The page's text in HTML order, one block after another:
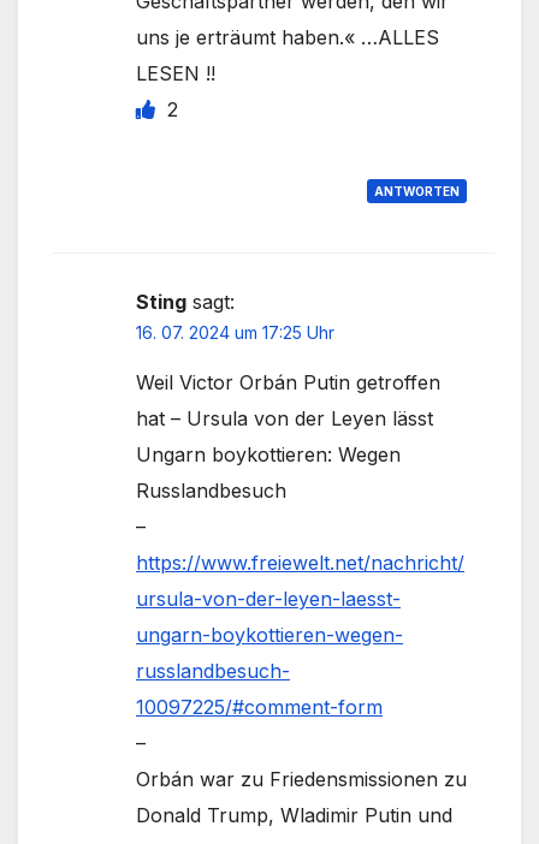
uns je erträumt haben.« …ALLES
LESEN !!
2
ANTWORTEN
Sting sagt:
16. 07. 2024 um 17:25 Uhr
Weil Victor Orbán Putin getroffen
hat – Ursula von der Leyen lässt
Ungarn boykottieren: Wegen
Russlandbesuch
–
https://www.freiewelt.net/nachricht/
ursula-von-der-leyen-laesst-
ungarn-boykottieren-wegen-
russlandbesuch-
10097225/#comment-form
–
Orbán war zu Friedensmissionen zu
Donald Trump, Wladimir Putin und